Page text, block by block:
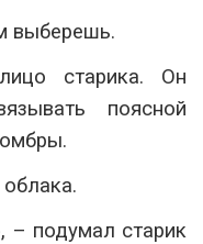
выберешь.
старика. Он
поясной
– подумал старик